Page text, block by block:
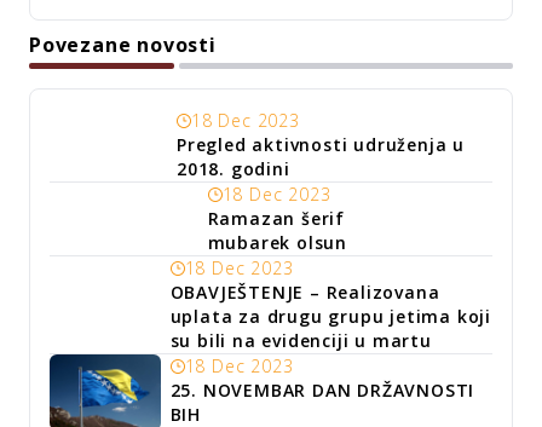
Povezane novosti
18 Dec 2023
Pregled aktivnosti udruženja u
2018. godini
18 Dec 2023
Ramazan šerif
mubarek olsun
18 Dec 2023
OBAVJEŠTENJE – Realizovana
uplata za drugu grupu jetima koji
su bili na evidenciji u martu
18 Dec 2023
25. NOVEMBAR DAN DRŽAVNOSTI
BIH